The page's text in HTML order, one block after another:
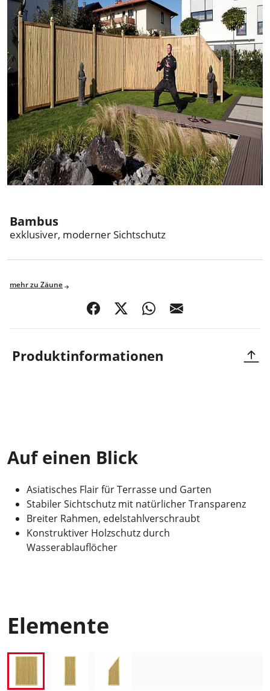
Holzland Mahl
Bambus
exklusiver, moderner Sichtschutz
mehr zu Zäune
teilen postenteilenmail
Produktinformationen
Auf einen Blick
Asiatisches Flair für Terrasse und Garten
Stabiler Sichtschutz mit natürlicher Transparenz
Breiter Rahmen, edelstahlverschraubt
Konstruktiver Holzschutz durch
Wasserablauflöcher
Elemente